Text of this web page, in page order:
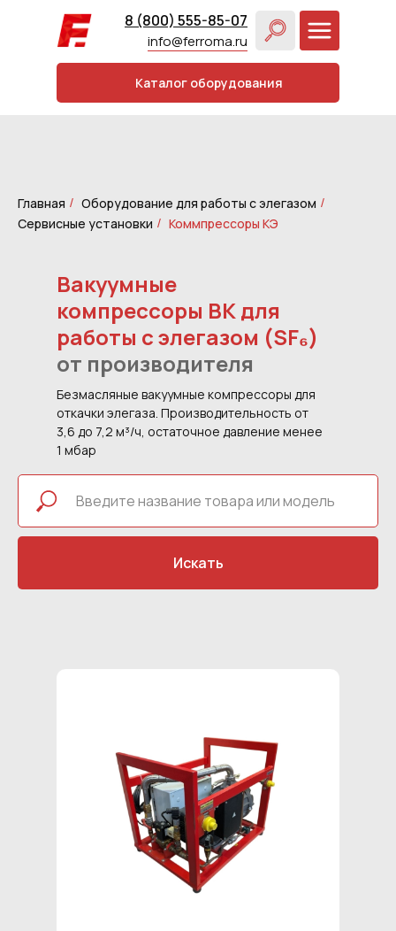
8 (800) 555-85-07
info@ferroma.ru
Каталог оборудования
Главная / Оборудование для работы с элегазом /
Сервисные установки / Коммпрессоры КЭ
Вакуумные
компрессоры ВК для
работы с элегазом (SF₆)
от производителя
Безмасляные вакуумные компрессоры для
откачки элегаза. Производительность от
3,6 до 7,2 м³/ч, остаточное давление менее
1 мбар
Искать